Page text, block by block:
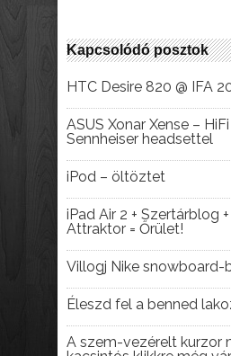
Kapcsolódó posztok
HTC Desire 820 @ IFA
ASUS Xonar Xense –
Sennheiser headsettel
iPod – öltöztet
iPad Air 2 + Szertárblog
Attraktor = Őrület!
Villogj Nike snowboard-
Éleszd fel a benned
A szem-vezérelt kurzor